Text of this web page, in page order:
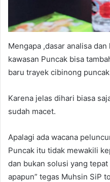
Mengapa ,dasar analisa
kawasan Puncak bisa
baru trayek cibinong
Karena jelas dihari biasa
sudah macet.
Apalagi ada wacana
Puncak itu tidak mewakili
dan bukan solusi yang
apapun” tegas Muhsin SiP